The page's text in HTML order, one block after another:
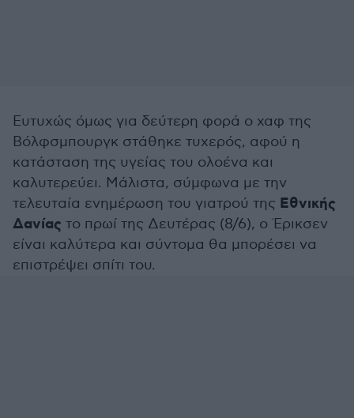
Ευτυχώς όμως για δεύτερη φορά ο χαφ της
Βόλφσμπουργκ στάθηκε τυχερός, αφού η
κατάσταση της υγείας του ολοένα και
καλυτερεύει. Μάλιστα, σύμφωνα με την
τελευταία ενημέρωση του γιατρού της Εθνικής
Δανίας το πρωί της Δευτέρας (8/6), ο Έρικσεν
είναι καλύτερα και σύντομα θα μπορέσει να
επιστρέψει σπίτι του.